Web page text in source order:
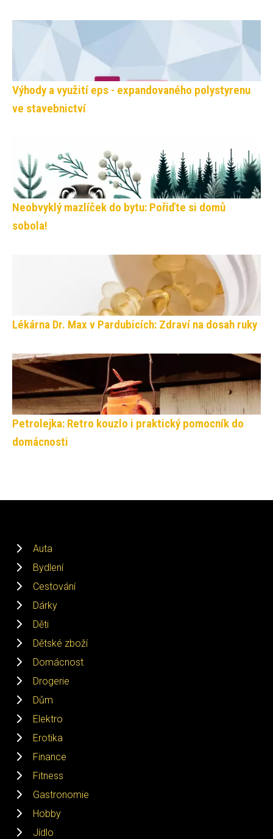
Výhody a využití eps - expandovaného polystyrenu
ve stavebnictví
Neobvyklý mazlíček do bytu: Pořiďte si domů
sobola!
Lékárna Dr. Max v Pardubicích: Zdraví na dosah ruky
Petrolejka: Retro kouzlo i praktický pomocník do
domácnosti
Auta
Bydlení
Cestování
Dárky
Děti
Dětské zboží
Domácnost
Drogerie
Dům
Elektro
Erotika
Finance
Fitness
Gastronomie
Hobby
Jídlo